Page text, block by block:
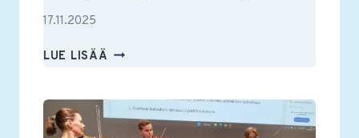
17.11.2025
LUE LISÄÄ RSON
TAPAHTUI